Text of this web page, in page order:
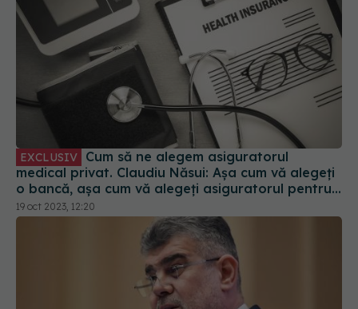
EXCLUSIV
medical privat. Claudiu Năsui: Așa cum vă alegeți
o bancă, așa cum vă alegeți asiguratorul pentru
mașină
19 oct 2023, 12:20